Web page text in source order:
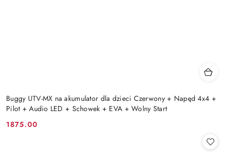
Buggy UTV-MX na akumulator dla dzieci Czerwony + Napęd 4x4 +
Pilot + Audio LED + Schowek + EVA + Wolny Start
Cena:
1875.00